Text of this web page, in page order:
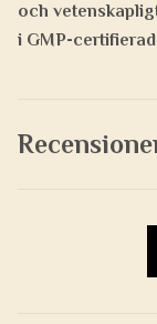
och
i GMP-